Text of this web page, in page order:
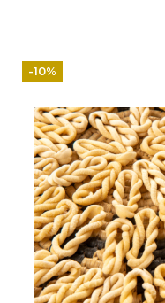
-10%